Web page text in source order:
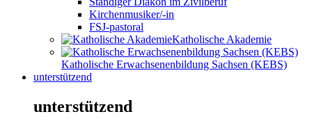
Kirchenmusiker/-in
FSJ-pastoral
Katholische Akademie
Katholische Erwachsenenbildung Sachsen (KEBS)
unterstützend
unterstützend